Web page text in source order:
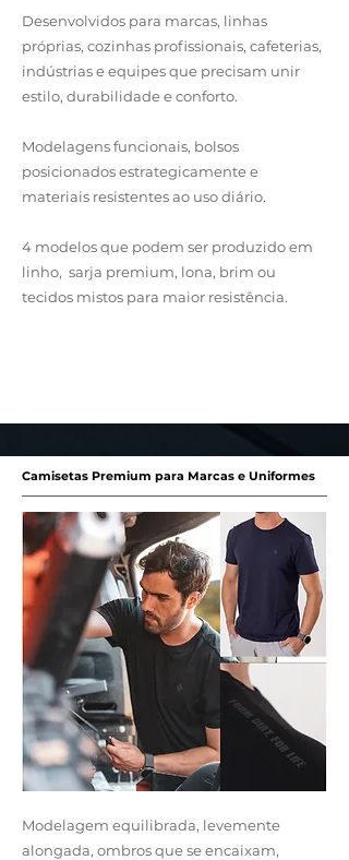
Desenvolvidos para marcas, linhas
próprias, cozinhas profissionais, cafeterias,
indústrias e equipes que precisam unir
estilo, durabilidade e conforto.
Modelagens funcionais, bolsos
posicionados estrategicamente e
materiais resistentes ao uso diário.
4 modelos que podem ser produzido em
linho, sarja premium, lona, brim ou
tecidos mistos para maior resistência.
Camisetas Premium para Marcas e Uniformes
Modelagem equilibrada, levemente
alongada, ombros que se encaixam,